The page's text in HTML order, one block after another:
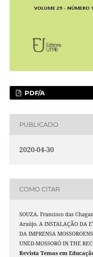
PDF/A
PUBLICADO
2020-04-30
COMO CITAR
SOUZA, Francisco das
Araújo. A INSTALAÇÃO DA
DA IMPRENSA
UNED-MOSSORÓ IN THE
Revista Temas em